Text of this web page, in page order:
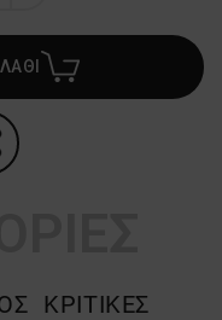
ΚΡΙΤΙΚΈΣ